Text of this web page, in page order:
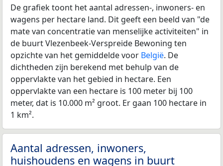
De grafiek toont het aantal adressen-, inwoners- en
wagens per hectare land. Dit geeft een beeld van "de
mate van concentratie van menselijke activiteiten" in
de buurt Vlezenbeek-Verspreide Bewoning ten
opzichte van het gemiddelde voor België. De
dichtheden zijn berekend met behulp van de
oppervlakte van het gebied in hectare. Een
oppervlakte van een hectare is 100 meter bij 100
meter, dat is 10.000 m² groot. Er gaan 100 hectare in
1 km².
Aantal adressen, inwoners,
huishoudens en wagens in buurt